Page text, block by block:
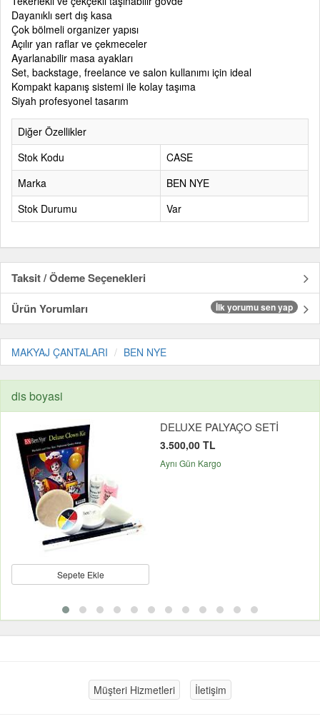
Dayanıklı sert dış kasa
Çok bölmeli organizer yapısı
Açılır yan raflar ve çekmeceler
Ayarlanabilir masa ayakları
Set, backstage, freelance ve salon kullanımı için ideal
Kompakt kapanış sistemi ile kolay taşıma
Siyah profesyonel tasarım
Diğer Özellikler
Stok Kodu
CASE
Marka
BEN NYE
Stok Durumu
Var
Taksit / Ödeme Seçenekleri
Ürün Yorumları
İlk yorumu sen yap
MAKYAJ ÇANTALARI BEN NYE
dis boyasi
Sepete Ekle
DELUXE PALYAÇO SETİ
3.500,00 TL
Aynı Gün Kargo
Müşteri Hizmetleri İletişim